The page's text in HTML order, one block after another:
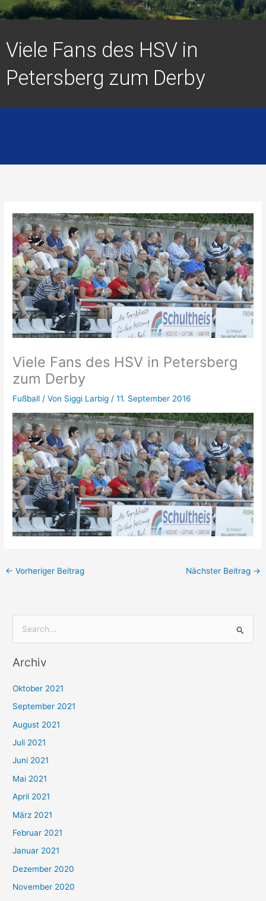
Viele Fans des HSV in
Petersberg zum Derby
Viele Fans des HSV in Petersberg
zum Derby
Fußball / Von Siggi Larbig /11. September 2016
← Vorheriger Beitrag Nächster Beitrag →
c
n
n
a
c
h
:
Archiv
Oktober 2021
September 2021
August 2021
Juli 2021
Juni 2021
Mai 2021
April 2021
März 2021
Februar 2021
Januar 2021
Dezember 2020
November 2020